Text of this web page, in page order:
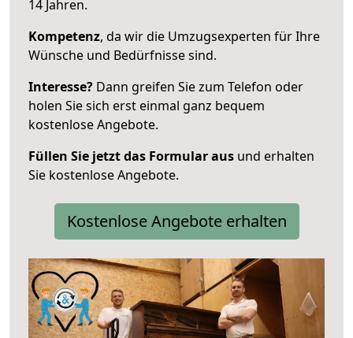
14 Jahren.
Kompetenz, da wir die Umzugsexperten für Ihre
Wünsche und Bedürfnisse sind.
Interesse? Dann greifen Sie zum Telefon oder
holen Sie sich erst einmal ganz bequem
kostenlose Angebote.
Füllen Sie jetzt das Formular aus und erhalten
Sie kostenlose Angebote.
Kostenlose Angebote erhalten